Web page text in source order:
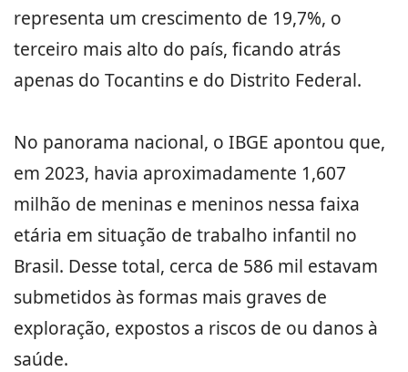
representa um crescimento de 19,7%, o
terceiro mais alto do país, ficando atrás
apenas do Tocantins e do Distrito Federal.
No panorama nacional, o IBGE apontou que,
em 2023, havia aproximadamente 1,607
milhão de meninas e meninos nessa faixa
etária em situação de trabalho infantil no
Brasil. Desse total, cerca de 586 mil estavam
submetidos às formas mais graves de
exploração, expostos a riscos de ou danos à
saúde.